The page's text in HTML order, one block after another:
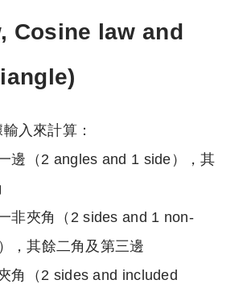
Cosine law and
入來計算：
邊（2 angles and 1 side），其
非夾角（2 sides and 1 non-
，其餘二角及第三邊
角（2 sides and included